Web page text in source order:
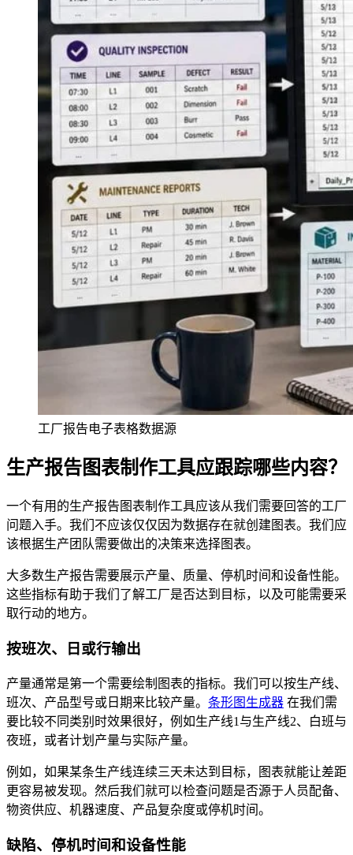
工厂报告电子表格数据源
生产报告图表制作工具应跟踪哪些内容？
一个有用的生产报告图表制作工具应该从我们需要回答的工厂
问题入手。我们不应该仅仅因为数据存在就创建图表。我们应
该根据生产团队需要做出的决策来选择图表。
大多数生产报告需要展示产量、质量、停机时间和设备性能。
这些指标有助于我们了解工厂是否达到目标，以及可能需要采
取行动的地方。
按班次、日或行输出
产量通常是第一个需要绘制图表的指标。我们可以按生产线、
班次、产品型号或日期来比较产量。 条形图生成器 在我们需
要比较不同类别时效果很好，例如生产线1与生产线2、白班与
夜班，或者计划产量与实际产量。
例如，如果某条生产线连续三天未达到目标，图表就能让差距
更容易被发现。然后我们就可以检查问题是否源于人员配备、
物资供应、机器速度、产品复杂度或停机时间。
缺陷、停机时间和设备性能